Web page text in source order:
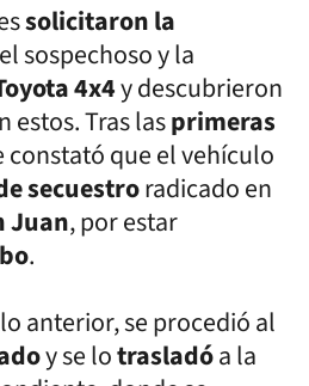
solicitaron la
sospechoso y la
4x4y descubrieron
estos. Tras lasprimeras
constató que el vehículo
secuestroradicado en
Juan, por estar
.
anterior, se procedió al
y se lotrasladóa la